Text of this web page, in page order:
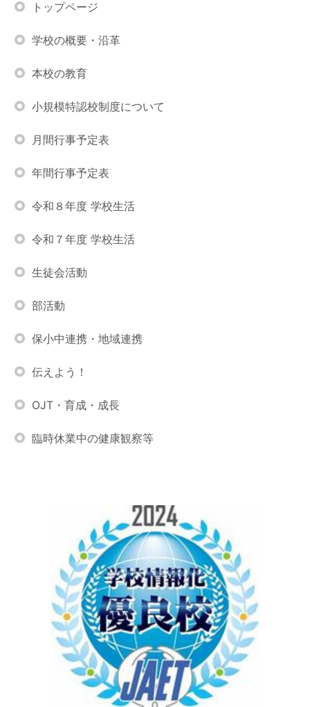
トップページ
学校の概要・沿革
本校の教育
小規模特認校制度について
月間行事予定表
年間行事予定表
令和８年度 学校生活
令和７年度 学校生活
生徒会活動
部活動
保小中連携・地域連携
伝えよう！
OJT・育成・成長
臨時休業中の健康観察等